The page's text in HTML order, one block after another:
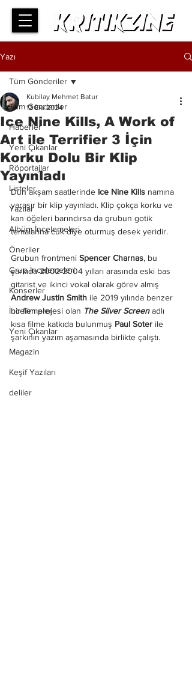
Yazı
Tüm Gönderiler
Haberler
Yeni Çıkanlar
Röportajlar
Listeler
Yazılar
Albüm İncelemeleri
Öneriler
Grup İncelemeleri
Konserler
İncelemeler
Yeni Çıkanlar
Magazin
Keşif Yazıları
deliler
Tüm Gönderiler
Ice Nine Kills, A Work of
Art ile Terrifier 3 İçin
Korku Dolu Bir Klip
Yayınladı
Kubilay Mehmet Batur
12 Eki 2024
Dün akşam saatlerinde Ice Nine Kills namına
yaraşır bir klip yayınladı. Klip çokça korku ve
kan öğeleri barındırsa da grubun gotik
temalarına cuk diye oturmuş desek yeridir.
Grubun frontmeni Spencer Charnas, bu
şarkıda 2002-2004 yılları arasında eski bas
gitarist ve ikinci vokal olarak görev almış
Andrew Justin Smith ile 2019 yılında benzer
bir film projesi olan The Silver Screen adlı
kısa filme katkıda bulunmuş Paul Soter ile
şarkının yazım aşamasında birlikte çalıştı.